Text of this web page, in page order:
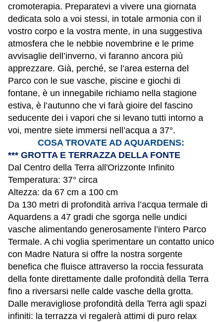
cromoterapia. Preparatevi a vivere una giornata
dedicata solo a voi stessi, in totale armonia con il
vostro corpo e la vostra mente, in una suggestiva
atmosfera che le nebbie novembrine e le prime
avvisaglie dell’inverno, vi faranno ancora più
apprezzare. Già, perché, se l’area esterna del
Parco con le sue vasche, piscine e giochi di
fontane, è un innegabile richiamo nella stagione
estiva, è l’autunno che vi farà gioire del fascino
seducente dei i vapori che si levano tutti intorno a
voi, mentre siete immersi nell’acqua a 37°.
COSA TROVATE AD AQUARDENS:
*** GROTTA E TERRAZZA DELLA FONTE
Dal Centro della Terra all'Orizzonte Infinito
Temperatura: 37° circa
Altezza: da 67 cm a 100 cm
Da 130 metri di profondità arriva l’acqua termale di
Aquardens a 47 gradi che sgorga nelle undici
vasche alimentando generosamente l’intero Parco
Termale. A chi voglia sperimentare un contatto unico
con Madre Natura si offre la nostra sorgente
benefica che fluisce attraverso la roccia fessurata
della fonte direttamente dalle profondità della Terra
fino a riversarsi nelle calde vasche della grotta.
Dalle meravigliose profondità della Terra agli spazi
infiniti: la terrazza vi regalerà attimi di puro relax